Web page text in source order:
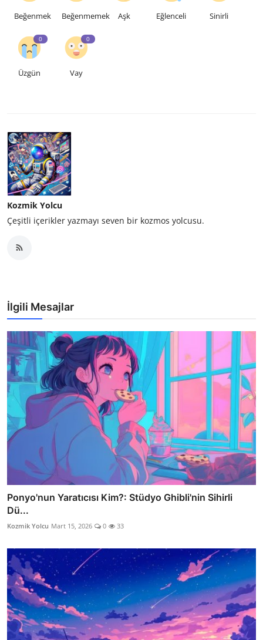
Beğenmek Beğenmemek Aşk Eğlenceli Sinirli
0
Üzgün
0
Vay
Kozmik Yolcu
Çeşitli içerikler yazmayı seven bir kozmos yolcusu.
İlgili Mesajlar
Ponyo'nun Yaratıcısı Kim?: Stüdyo Ghibli'nin Sihirli
Dü...
Kozmik Yolcu Mart 15, 2026 0 33